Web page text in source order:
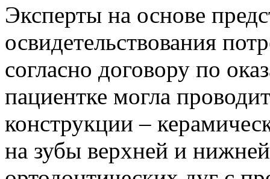
Эксперты на основе
освидетельствования
согласно договору по
пациентке могла
конструкции –
на зубы верхней и